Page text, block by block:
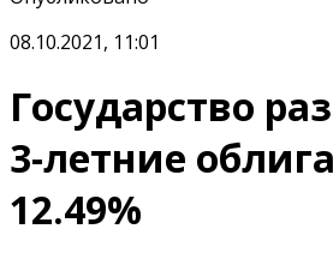
08.10.2021, 11:01
Государство
3-летние
12.49%